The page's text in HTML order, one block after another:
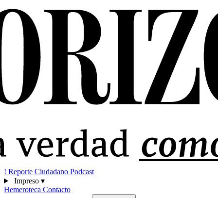
! Reporte Ciudadano Podcast
Impreso ▾
Hemeroteca Contacto